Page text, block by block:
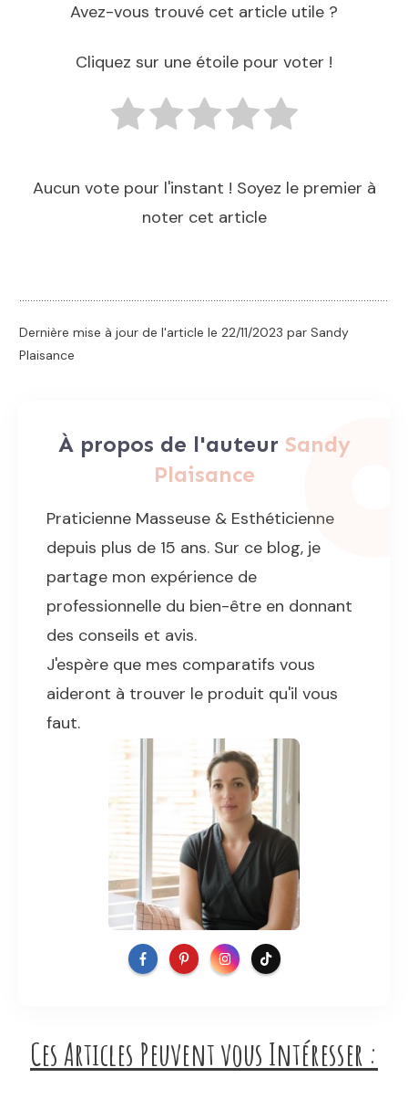
Avez-vous trouvé cet article utile ?
Cliquez sur une étoile pour voter !
Aucun vote pour l'instant ! Soyez le premier à
noter cet article
Dernière mise à jour de l'article le 22/11/2023 par Sandy
Plaisance
À propos de l'auteur Sandy
Plaisance
Praticienne Masseuse & Esthéticienne
depuis plus de 15 ans. Sur ce blog, je
partage mon expérience de
professionnelle du bien-être en donnant
des conseils et avis.
J'espère que mes comparatifs vous
aideront à trouver le produit qu'il vous
faut.
Ces Articles Peuvent vous Intéresser :